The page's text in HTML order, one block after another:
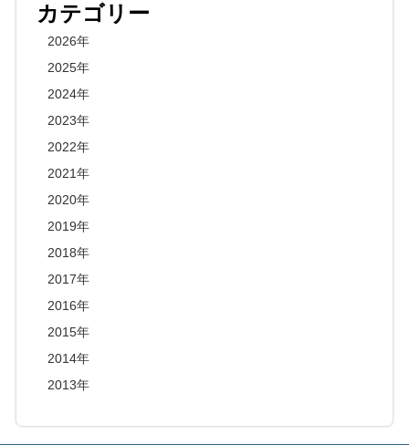
カテゴリー
2026年
2025年
2024年
2023年
2022年
2021年
2020年
2019年
2018年
2017年
2016年
2015年
2014年
2013年